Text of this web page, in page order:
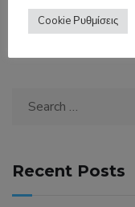
Search
Recent Posts
Cookie Ρυθμίσεις